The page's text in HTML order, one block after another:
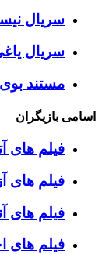
سریال
سریال
مستند
اسامی بازیگران
فیلم های
فیلم های
فیلم های
فیلم های